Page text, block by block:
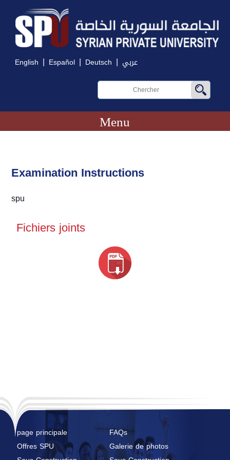
English | Español | Deutsch | عربي
Menu
Examination Instructions
spu
Fichiers joints
page principale
FAQs
Offres SPU
Galerie de photos